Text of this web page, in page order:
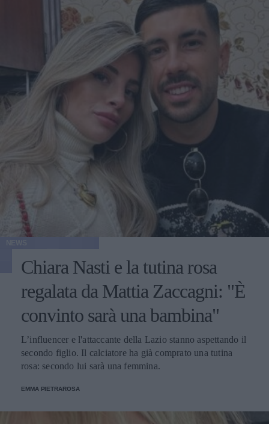
Chiara Nasti e la tutina rosa
regalata da Mattia Zaccagni: "È
convinto sarà una bambina"
L’influencer e l'attaccante della Lazio stanno aspettando il
secondo figlio. Il calciatore ha già comprato una tutina
rosa: secondo lui sarà una femmina.
EMMA PIETRAROSA